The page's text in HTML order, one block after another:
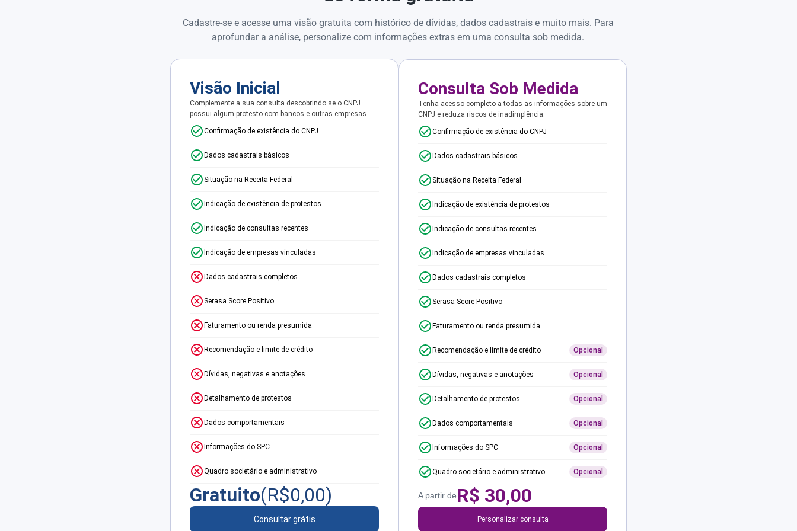
Cadastre-se e acesse uma visão gratuita com histórico de dívidas, dados cadastrais e muito mais. Para
aprofundar a análise, personalize com informações extras em uma consulta sob medida.
Visão Inicial
Complemente a sua consulta descobrindo se o CNPJ
possui algum protesto com bancos e outras empresas.
Confirmação de existência do CNPJ
Dados cadastrais básicos
Situação na Receita Federal
Indicação de existência de protestos
Indicação de consultas recentes
Indicação de empresas vinculadas
Dados cadastrais completos
Serasa Score Positivo
Faturamento ou renda presumida
Recomendação e limite de crédito
Dívidas, negativas e anotações
Detalhamento de protestos
Dados comportamentais
Informações do SPC
Quadro societário e administrativo
Gratuito(R$0,00)
Consultar grátis
Consulta Sob Medida
Tenha acesso completo a todas as informações sobre um
CNPJ e reduza riscos de inadimplência.
Confirmação de existência do CNPJ
Dados cadastrais básicos
Situação na Receita Federal
Indicação de existência de protestos
Indicação de consultas recentes
Indicação de empresas vinculadas
Dados cadastrais completos
Serasa Score Positivo
Faturamento ou renda presumida
Recomendação e limite de crédito Opcional
Dívidas, negativas e anotações Opcional
Detalhamento de protestos Opcional
Dados comportamentais Opcional
Informações do SPC Opcional
Quadro societário e administrativo Opcional
A partir deR$ 30,00
Personalizar consulta